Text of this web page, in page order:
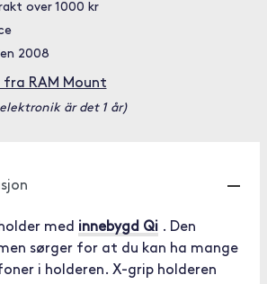
over 1000 kr
2008
RAM Mount
är det 1 år)
med innebygd Qi . Den
sørger for at du kan ha mange
i holderen. X-grip holderen